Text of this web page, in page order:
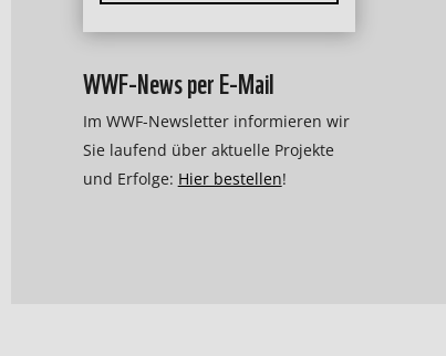
WWF-News per E-Mail
Im WWF-Newsletter informieren wir
Sie laufend über aktuelle Projekte
und Erfolge: Hier bestellen!